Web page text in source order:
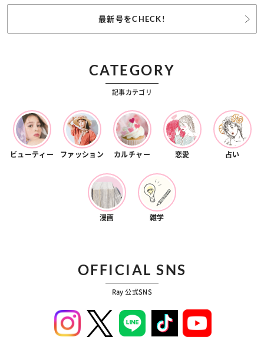
最新号をCHECK!
CATEGORY
記事カテゴリ
ビューティー ファッション カルチャー 恋愛 占い
漫画 雑学
OFFICIAL SNS
Ray 公式SNS